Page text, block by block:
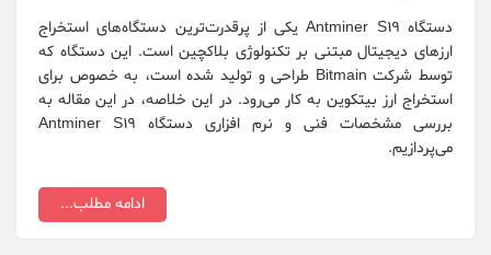
XFX
ایرانسل ZTE
هایو سیستم ع...
دستگاه Antminer S19 یکی از پرقدرت‌ترین دستگاه‌های استخراج
ارزهای دیجیتال مبتنی بر تکنولوژی بلاکچین است. این دستگاه که
توسط شرکت Bitmain طراحی و تولید شده است، به خصوص برای
استخراج ارز بیتکوین به کار می‌رود. در این خلاصه، در این مقاله به
بررسی مشخصات فنی و نرم افزاری دستگاه Antminer S19
می‌پردازیم.
ادامه مطلب...